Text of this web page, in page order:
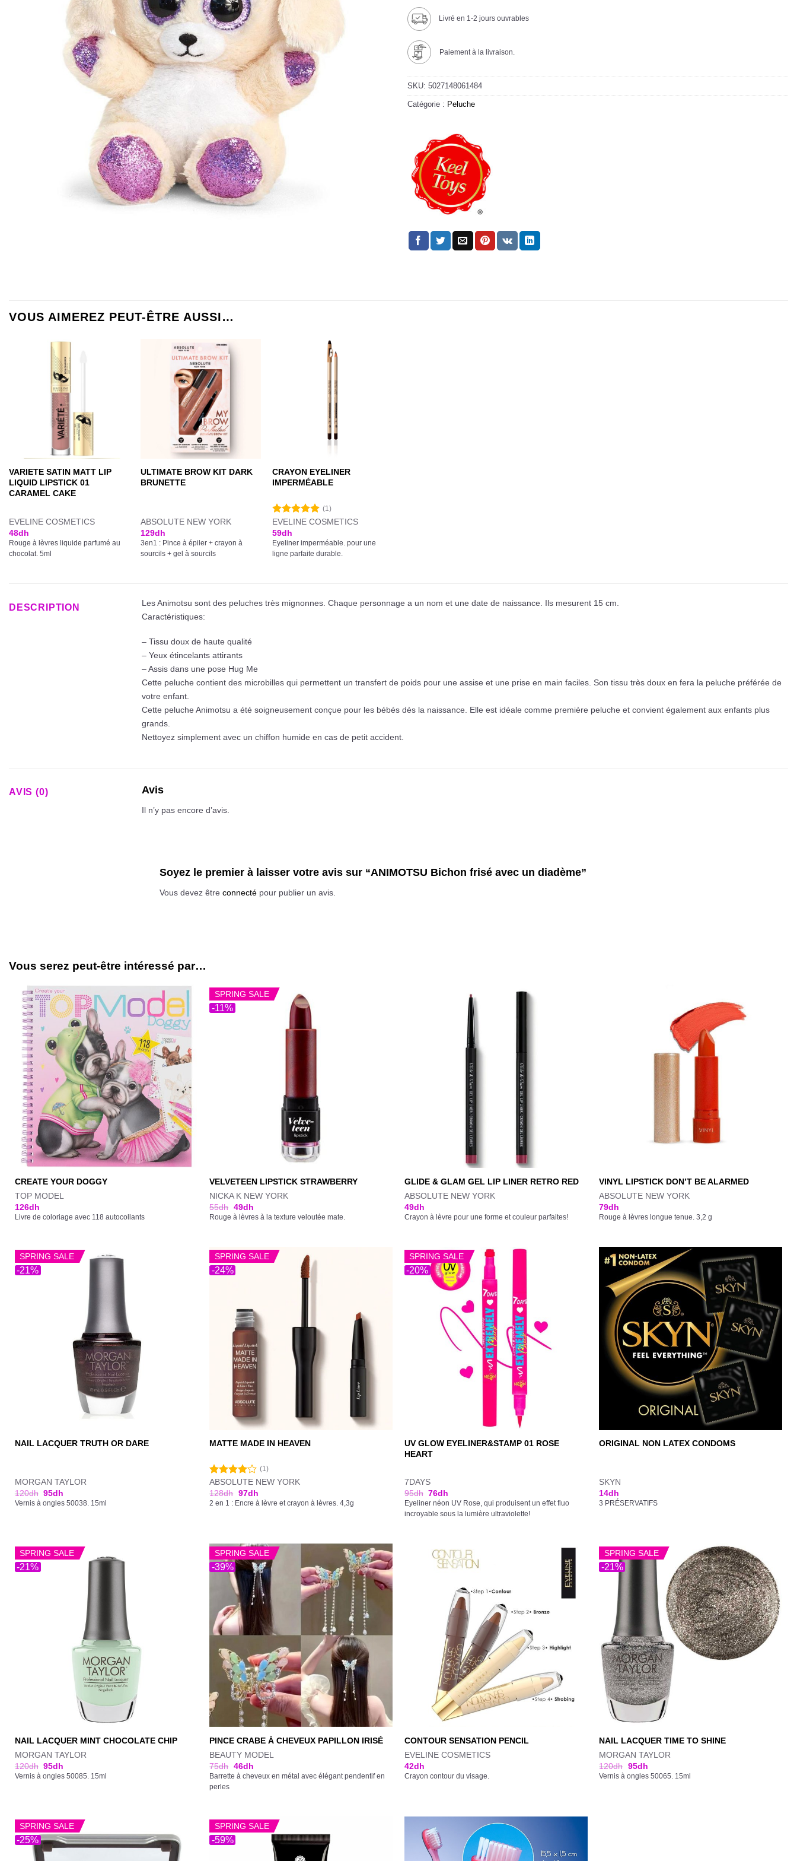
Livré en 1-2 jours ouvrables
Paiement à la livraison.
SKU: 5027148061484
Catégorie : Peluche
VOUS AIMEREZ PEUT-ÊTRE AUSSI…
VARIETE SATIN MATT LIP
LIQUID LIPSTICK 01
CARAMEL CAKE
EVELINE COSMETICS
48dh
Rouge à lèvres liquide parfumé au
chocolat. 5ml
ULTIMATE BROW KIT DARK
BRUNETTE
ABSOLUTE NEW YORK
129dh
3en1 : Pince à épiler + crayon à
sourcils + gel à sourcils
CRAYON EYELINER
IMPERMÉABLE
Note 5.00
sur 5
(1)
EVELINE COSMETICS
59dh
Eyeliner imperméable. pour une
ligne parfaite durable.
DESCRIPTION
Les Animotsu sont des peluches très mignonnes. Chaque personnage a un nom et une date de naissance. Ils mesurent 15 cm.
Caractéristiques:
– Tissu doux de haute qualité
– Yeux étincelants attirants
– Assis dans une pose Hug Me
Cette peluche contient des microbilles qui permettent un transfert de poids pour une assise et une prise en main faciles. Son tissu très doux en fera la peluche préférée de
votre enfant.
Cette peluche Animotsu a été soigneusement conçue pour les bébés dès la naissance. Elle est idéale comme première peluche et convient également aux enfants plus
grands.
Nettoyez simplement avec un chiffon humide en cas de petit accident.
AVIS (0) Avis
Il n’y pas encore d’avis.
Soyez le premier à laisser votre avis sur “ANIMOTSU Bichon frisé avec un diadème”
Vous devez être connecté pour publier un avis.
Vous serez peut-être intéressé par…
CREATE YOUR DOGGY
TOP MODEL
126dh
Livre de coloriage avec 118 autocollants
-11%
SPRING SALE
VELVETEEN LIPSTICK STRAWBERRY
NICKA K NEW YORK
55dh 49dh
Rouge à lèvres à la texture veloutée mate.
GLIDE & GLAM GEL LIP LINER RETRO RED
ABSOLUTE NEW YORK
49dh
Crayon à lèvre pour une forme et couleur parfaites!
VINYL LIPSTICK DON’T BE ALARMED
ABSOLUTE NEW YORK
79dh
Rouge à lèvres longue tenue. 3,2 g
-21%
SPRING SALE
NAIL LACQUER TRUTH OR DARE
MORGAN TAYLOR
120dh 95dh
Vernis à ongles 50038. 15ml
-24%
SPRING SALE
MATTE MADE IN HEAVEN
Note
4.00sur
5
(1)
ABSOLUTE NEW YORK
128dh 97dh
2 en 1 : Encre à lèvre et crayon à lèvres. 4,3g
-20%
SPRING SALE
UV GLOW EYELINER&STAMP 01 ROSE
HEART
7DAYS
95dh 76dh
Eyeliner néon UV Rose, qui produisent un effet fluo
incroyable sous la lumière ultraviolette!
ORIGINAL NON LATEX CONDOMS
SKYN
14dh
3 PRÉSERVATIFS
-21%
SPRING SALE
NAIL LACQUER MINT CHOCOLATE CHIP
MORGAN TAYLOR
120dh 95dh
Vernis à ongles 50085. 15ml
-39%
SPRING SALE
PINCE CRABE À CHEVEUX PAPILLON IRISÉ
BEAUTY MODEL
75dh 46dh
Barrette à cheveux en métal avec élégant pendentif en
perles
CONTOUR SENSATION PENCIL
EVELINE COSMETICS
42dh
Crayon contour du visage.
-21%
SPRING SALE
NAIL LACQUER TIME TO SHINE
MORGAN TAYLOR
120dh 95dh
Vernis à ongles 50065. 15ml
-25%
SPRING SALE
-59%
SPRING SALE